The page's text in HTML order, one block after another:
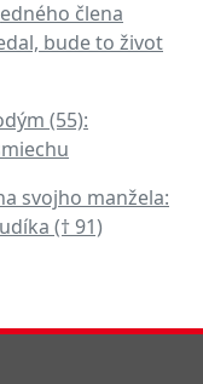
člena
bude to život
(55):
svojho manžela:
(† 91)